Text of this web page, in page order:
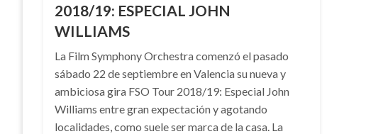
2018/19: ESPECIAL JOHN
WILLIAMS
La Film Symphony Orchestra comenzó el pasado
sábado 22 de septiembre en Valencia su nueva y
ambiciosa gira FSO Tour 2018/19: Especial John
Williams entre gran expectación y agotando
localidades, como suele ser marca de la casa. La